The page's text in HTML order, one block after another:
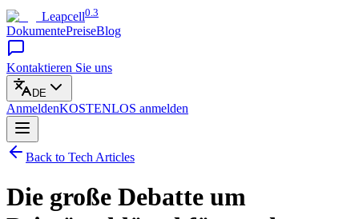
Leapcell0.3
DokumentePreiseBlog
Kontaktieren Sie uns
DE
AnmeldenKOSTENLOS anmelden
Back to Tech Articles
Die große Debatte um